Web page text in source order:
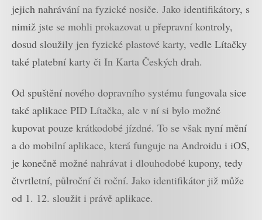
jejich nahrávání na fyzické nosiče. Jako identifikátory, s
nimiž jste se mohli prokazovat u přepravní kontroly,
dosud sloužily jen fyzické plastové karty, vedle Lítačky
také platební karty či In Karta Českých drah.
Od spuštění nového dopravního systému fungovala sice
také aplikace PID Lítačka, ale v ní si bylo možné
kupovat pouze krátkodobé jízdné. To se však nyní mění
a do mobilní aplikace, která funguje na Androidu i iOS,
je konečně možné nahrávat i dlouhodobé kupony, tedy
čtvrtletní, půlroční či roční. Jako identifikátor již může
od 1. 12. sloužit i právě aplikace.